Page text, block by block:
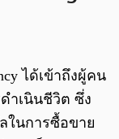
ได้เข้าถึงผู้คน
ำเนินชีวิต ซึ่ง
ในการซื้อขาย